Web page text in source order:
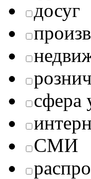
досуг
сфера
СМИ